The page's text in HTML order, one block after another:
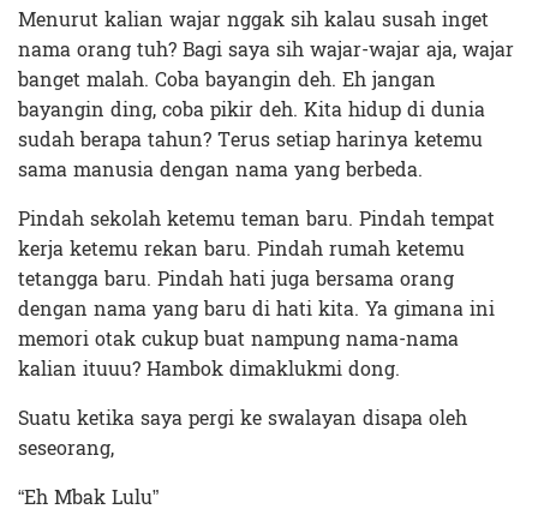
Menurut kalian wajar nggak sih kalau susah inget
nama orang tuh? Bagi saya sih wajar-wajar aja, wajar
banget malah. Coba bayangin deh. Eh jangan
bayangin ding, coba pikir deh. Kita hidup di dunia
sudah berapa tahun? Terus setiap harinya ketemu
sama manusia dengan nama yang berbeda.
Pindah sekolah ketemu teman baru. Pindah tempat
kerja ketemu rekan baru. Pindah rumah ketemu
tetangga baru. Pindah hati juga bersama orang
dengan nama yang baru di hati kita. Ya gimana ini
memori otak cukup buat nampung nama-nama
kalian ituuu? Hambok dimaklukmi dong.
Suatu ketika saya pergi ke swalayan disapa oleh
seseorang,
“Eh Mbak Lulu”